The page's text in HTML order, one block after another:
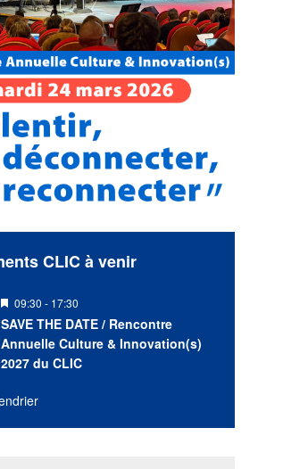
CLIC à venir
Mis
en
avant
09:30 - 17:30
SAVE THE DATE / Rencontre
Annuelle Culture & Innovation(s)
2027 du CLIC